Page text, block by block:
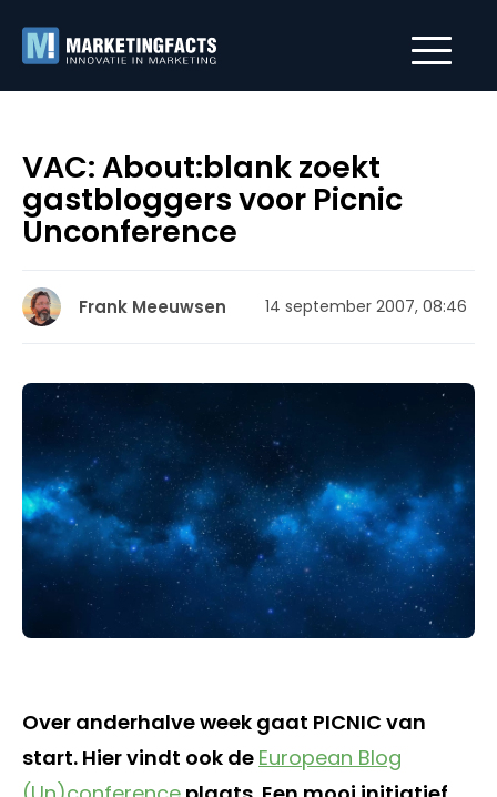
VAC: About:blank zoekt
gastbloggers voor Picnic
Unconference
Frank Meeuwsen 14 september 2007, 08:46
Over anderhalve week gaat PICNIC van
start. Hier vindt ook de European Blog